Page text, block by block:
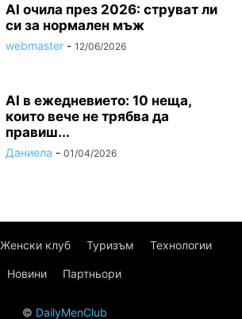
AI очила през 2026: струват ли
си за нормален мъж
webmaster - 12/06/2026
AI в ежедневието: 10 неща,
които вече не трябва да
правиш...
Даниела - 01/04/2026
Женски клуб Туризъм Технологии
Новини Партньори
© DailyMenClub